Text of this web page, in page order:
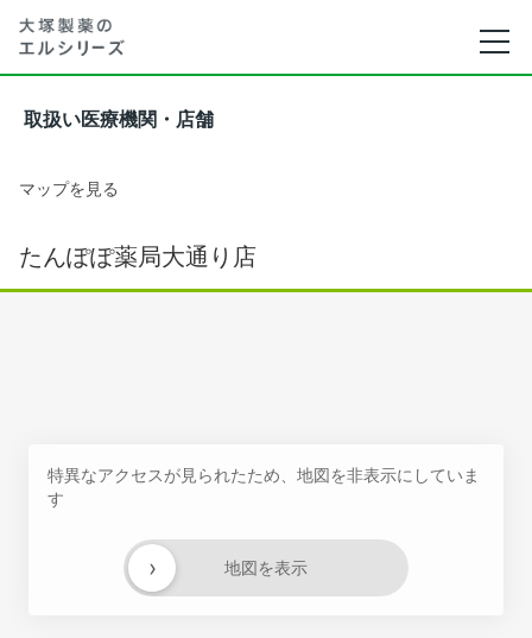
取扱い医療機関・店舗
マップを見る
たんぽぽ薬局大通り店
特異なアクセスが見られたため、地図を非表示にしていま
す
地図を表示
›